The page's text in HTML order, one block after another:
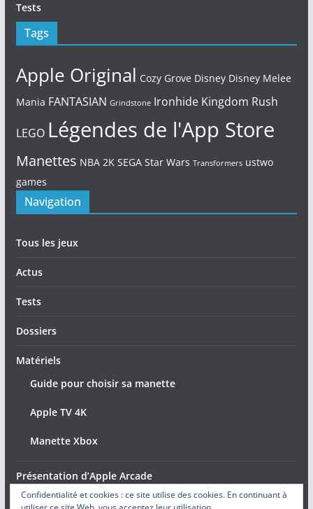
Confidentialité et cookies : ce site utilise des cookies. En continuant à
Tests
Tags
Apple Original Cozy Grove Disney Disney Melee
Mania FANTASIAN Grindstone Ironhide Kingdom Rush
LEGO Légendes de l'App Store
Manettes NBA 2K SEGA Star Wars Transformers ustwo
games
Navigation
Tous les jeux
Actus
Tests
Dossiers
Matériels
Guide pour choisir sa manette
Apple TV 4K
Manette Xbox
Présentation d’Apple Arcade